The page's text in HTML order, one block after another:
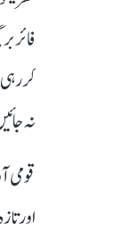
فائر
کر
نہ
قومی
اور